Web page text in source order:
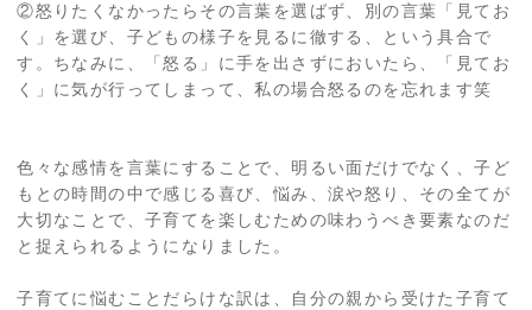
②怒りたくなかったらその言葉を選ばず、別の言葉「見てお
く」を選び、子どもの様子を見るに徹する、という具合で
す。ちなみに、「怒る」に手を出さずにおいたら、「見てお
く」に気が行ってしまって、私の場合怒るのを忘れます笑
色々な感情を言葉にすることで、明るい面だけでなく、子ど
もとの時間の中で感じる喜び、悩み、涙や怒り、その全てが
大切なことで、子育てを楽しむための味わうべき要素なのだ
と捉えられるようになりました。
子育てに悩むことだらけな訳は、自分の親から受けた子育て